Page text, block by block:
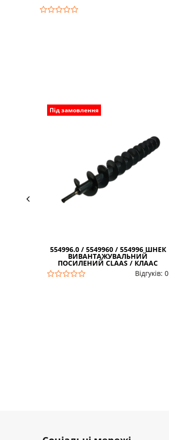
Під замовлення
554996.0 / 5549960 / 554996 ШНЕК
ВИВАНТАЖУВАЛЬНИЙ
ПОСИЛЕНИЙ CLAAS / КЛААС
Відгуків: 0